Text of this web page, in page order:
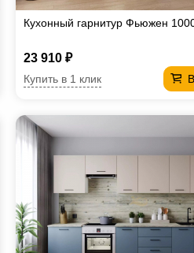
Кухонный гарнитур Фьюжен
23 910 ₽
Купить в 1 клик